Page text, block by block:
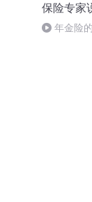
保险专家
年金险